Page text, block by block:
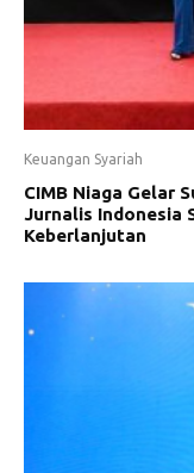
Keuangan Syariah
CIMB Niaga Gelar
Jurnalis Indonesia
Keberlanjutan